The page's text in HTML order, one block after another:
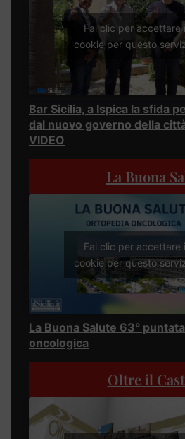
Fai clic per accettare i
cookie per questo
Bar Sicilia, a Ispica la sfida
dal nuovo governo della
VIDEO
La Buona
Fai clic per accettare i
cookie per questo
La Buona Salute 63°
oncologica
Oltre il